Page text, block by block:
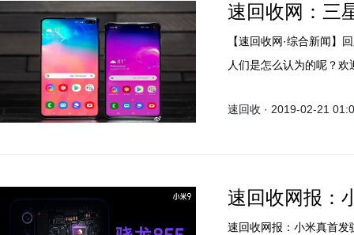
速回收网：三
【速回收网·综合新闻】
人们是怎么认为的呢？
线上回收平台。
速回收 · 2019-02-21
速回收网报：
速回收网报：小米真首